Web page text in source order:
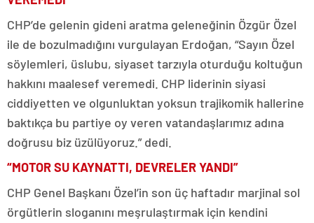
CHP’de gelenin gideni aratma geleneğinin Özgür Özel
ile de bozulmadığını vurgulayan Erdoğan, “Sayın Özel
söylemleri, üslubu, siyaset tarzıyla oturduğu koltuğun
hakkını maalesef veremedi. CHP liderinin siyasi
ciddiyetten ve olgunluktan yoksun trajikomik hallerine
baktıkça bu partiye oy veren vatandaşlarımız adına
doğrusu biz üzülüyoruz.” dedi.
“MOTOR SU KAYNATTI, DEVRELER YANDI”
CHP Genel Başkanı Özel’in son üç haftadır marjinal sol
örgütlerin sloganını meşrulaştırmak için kendini